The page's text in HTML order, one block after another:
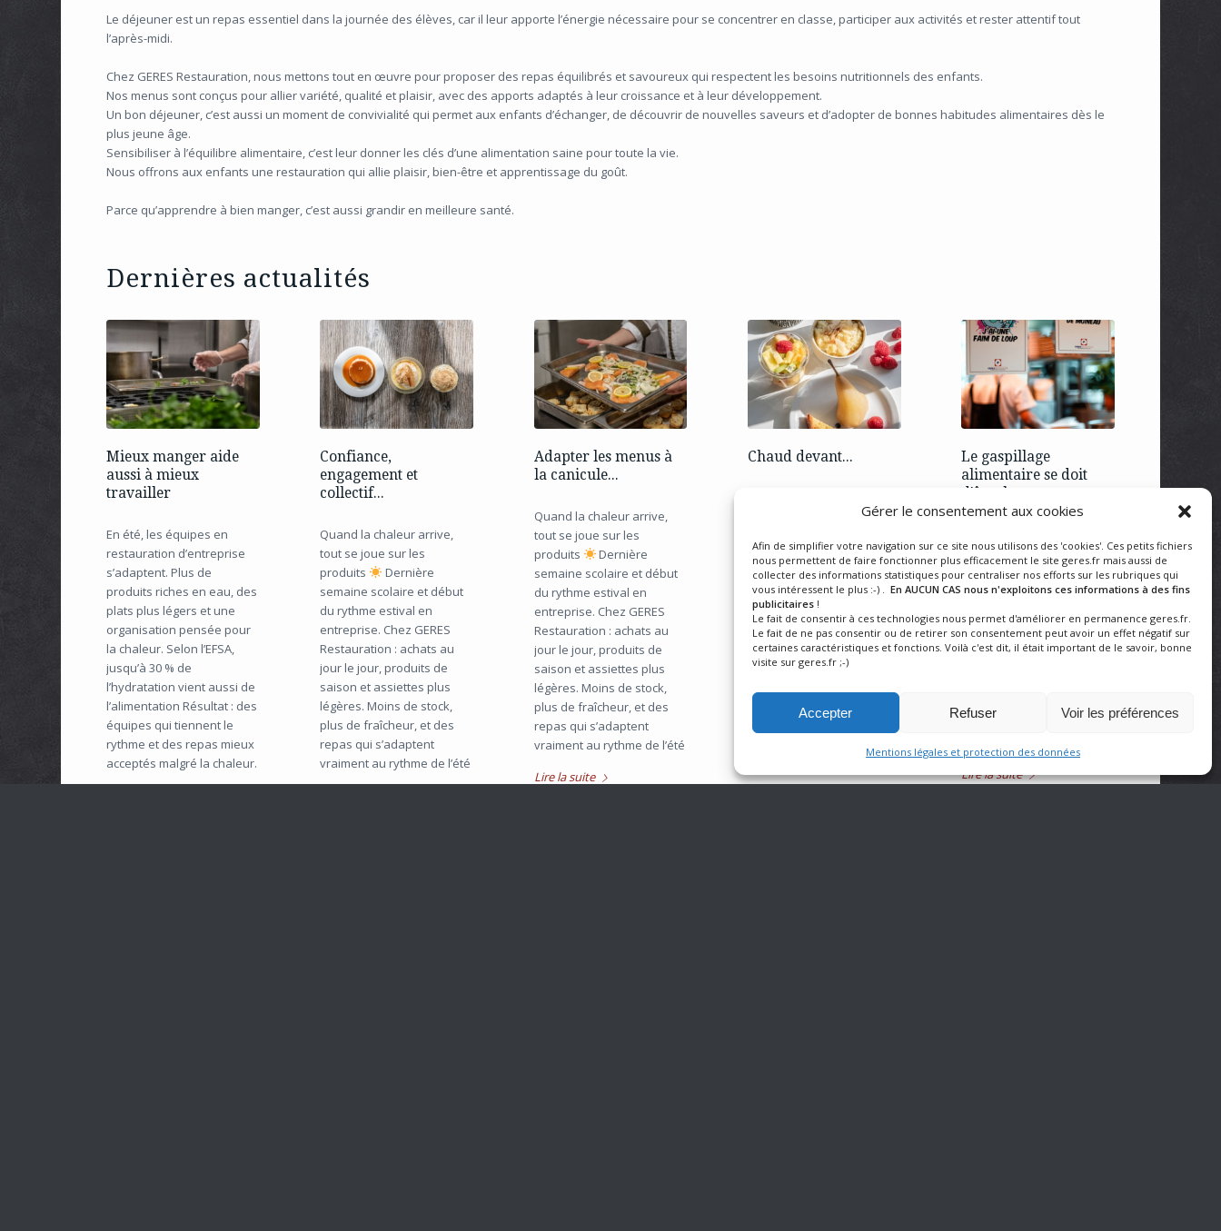
Gérer le consentement aux cookies
Afin de simplifier votre navigation sur ce site nous utilisons des 'cookies'. Ces petits fichiers
nous permettent de faire fonctionner plus efficacement le site geres.fr mais aussi de
collecter des informations statistiques pour centraliser nos efforts sur les rubriques qui
vous intéressent le plus :-) . En AUCUN CAS nous n'exploitons ces informations à des fins
publicitaires !
Le fait de consentir à ces technologies nous permet d'améliorer en permanence geres.fr.
Le fait de ne pas consentir ou de retirer son consentement peut avoir un effet négatif sur
certaines caractéristiques et fonctions. Voilà c'est dit, il était important de le savoir, bonne
visite sur geres.fr ;-)
Accepter Refuser Voir les préférences
Mentions légales et protection des données
Le déjeuner est un repas essentiel dans la journée des élèves, car il leur apporte l’énergie nécessaire pour se concentrer en classe, participer aux activités et rester attentif tout
l’après-midi.
Chez GERES Restauration, nous mettons tout en œuvre pour proposer des repas équilibrés et savoureux qui respectent les besoins nutritionnels des enfants.
Nos menus sont conçus pour allier variété, qualité et plaisir, avec des apports adaptés à leur croissance et à leur développement.
Un bon déjeuner, c’est aussi un moment de convivialité qui permet aux enfants d’échanger, de découvrir de nouvelles saveurs et d’adopter de bonnes habitudes alimentaires dès le
plus jeune âge.
Sensibiliser à l’équilibre alimentaire, c’est leur donner les clés d’une alimentation saine pour toute la vie.
Nous offrons aux enfants une restauration qui allie plaisir, bien-être et apprentissage du goût.
Parce qu’apprendre à bien manger, c’est aussi grandir en meilleure santé.
Dernières actualités
Mieux manger aide
aussi à mieux
travailler
En été, les équipes en
restauration d’entreprise
s’adaptent. Plus de
produits riches en eau, des
plats plus légers et une
organisation pensée pour
la chaleur. Selon l’EFSA,
jusqu’à 30 % de
l’hydratation vient aussi de
l’alimentation Résultat : des
équipes qui tiennent le
rythme et des repas mieux
acceptés malgré la chaleur.
Confiance,
engagement et
collectif...
Quand la chaleur arrive,
tout se joue sur les
produits
Dernière
semaine scolaire et début
du rythme estival en
entreprise. Chez GERES
Restauration : achats au
jour le jour, produits de
saison et assiettes plus
légères. Moins de stock,
plus de fraîcheur, et des
repas qui s’adaptent
vraiment au rythme de l’été
Adapter les menus à
la canicule...
Quand la chaleur arrive,
tout se joue sur les
produits
Dernière
semaine scolaire et début
du rythme estival en
entreprise. Chez GERES
Restauration : achats au
jour le jour, produits de
saison et assiettes plus
légères. Moins de stock,
plus de fraîcheur, et des
repas qui s’adaptent
vraiment au rythme de l’été
Lire la suite
Chaud devant...
votre fourchette, eux ont
matin en cuisine, nos
équipes préparent,
découpent, cuisinent. Tout
fait maison. Tout fait avec
soin. C'est eux, GERES
Restauration.
Le gaspillage
alimentaire se doit
d'être la
préoccupation de tous
Jeunes et moins jeunes
doivent mesurer l'impact
c'est la raison pour laquelle
GERES Restauration
cette préoccupation. Les
élèves sont invités à
Lire la suite